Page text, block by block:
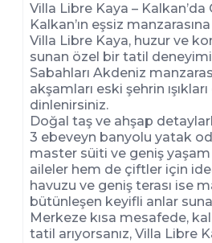
Villa Libre Kaya – Kalkan’da
Kalkan’ın eşsiz
Villa Libre Kaya, huzur ve
sunan özel bir tatil
Sabahları Akdeniz
akşamları eski şehrin
dinlenirsiniz.
Doğal taş ve ahşap
3 ebeveyn banyolu yatak
master süiti ve geniş yaşam
aileler hem de çiftler için
havuzu ve geniş terası ise
bütünleşen keyifli anlar
Merkeze kısa mesafede,
tatil arıyorsanız, Villa Libre